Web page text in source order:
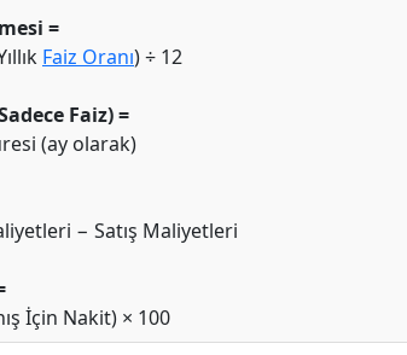
=
Faiz Oranı) ÷ 12
Faiz) =
(ay olarak)
− Satış Maliyetleri
İçin Nakit) × 100